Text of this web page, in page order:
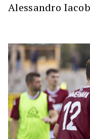
Alessandro